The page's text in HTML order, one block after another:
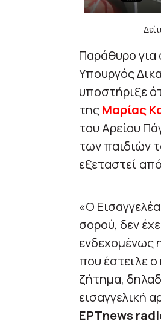
Παράθυρο για
Υπουργός
υποστήριξε
τηςΜαρίας
του Αρείου
των παιδιών
εξεταστεί
«O
σορού, δεν
ενδεχομένως
που έστειλε
ζήτημα,
εισαγγελική
ΕΡΤnews